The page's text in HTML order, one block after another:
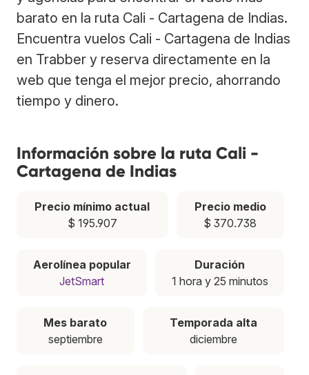
barato en la ruta Cali - Cartagena de Indias.
Encuentra vuelos Cali - Cartagena de Indias
en Trabber y reserva directamente en la
web que tenga el mejor precio, ahorrando
tiempo y dinero.
Información sobre la ruta Cali -
Cartagena de Indias
Precio mínimo actual
$ 195.907
Precio medio
$ 370.738
Aerolínea popular
JetSmart
Duración
1 hora y 25 minutos
Mes barato
septiembre
Temporada alta
diciembre